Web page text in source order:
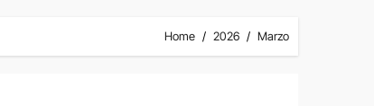
Home 2026 Marzo